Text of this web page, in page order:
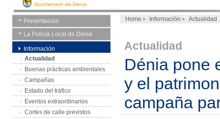
Presentación
La Policía Local de Dénia
Información
Actualidad
Buenas prácticas ambientales
Campañas
Estado del tráfico
Eventos extraordinarios
Cortes de calle previstos
Home Información Actualidad
Actualidad
Dénia pone
y el
campaña